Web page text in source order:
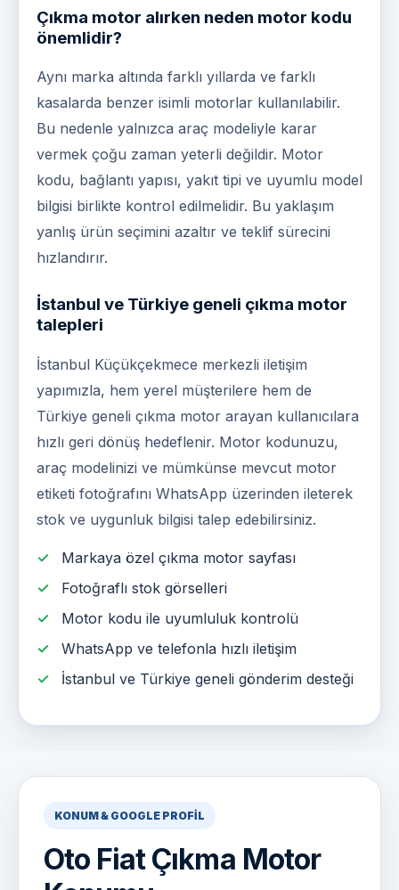
Çıkma motor alırken neden motor kodu
önemlidir?
Aynı marka altında farklı yıllarda ve farklı
kasalarda benzer isimli motorlar kullanılabilir.
Bu nedenle yalnızca araç modeliyle karar
vermek çoğu zaman yeterli değildir. Motor
kodu, bağlantı yapısı, yakıt tipi ve uyumlu model
bilgisi birlikte kontrol edilmelidir. Bu yaklaşım
yanlış ürün seçimini azaltır ve teklif sürecini
hızlandırır.
İstanbul ve Türkiye geneli çıkma motor
talepleri
İstanbul Küçükçekmece merkezli iletişim
yapımızla, hem yerel müşterilere hem de
Türkiye geneli çıkma motor arayan kullanıcılara
hızlı geri dönüş hedeflenir. Motor kodunuzu,
araç modelinizi ve mümkünse mevcut motor
etiketi fotoğrafını WhatsApp üzerinden ileterek
stok ve uygunluk bilgisi talep edebilirsiniz.
Markaya özel çıkma motor sayfası
Fotoğraflı stok görselleri
Motor kodu ile uyumluluk kontrolü
WhatsApp ve telefonla hızlı iletişim
İstanbul ve Türkiye geneli gönderim desteği
KONUM & GOOGLE PROFIL
Oto Fiat Çıkma Motor